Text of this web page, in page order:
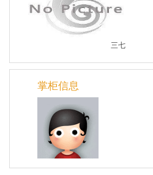
三七
掌柜信息